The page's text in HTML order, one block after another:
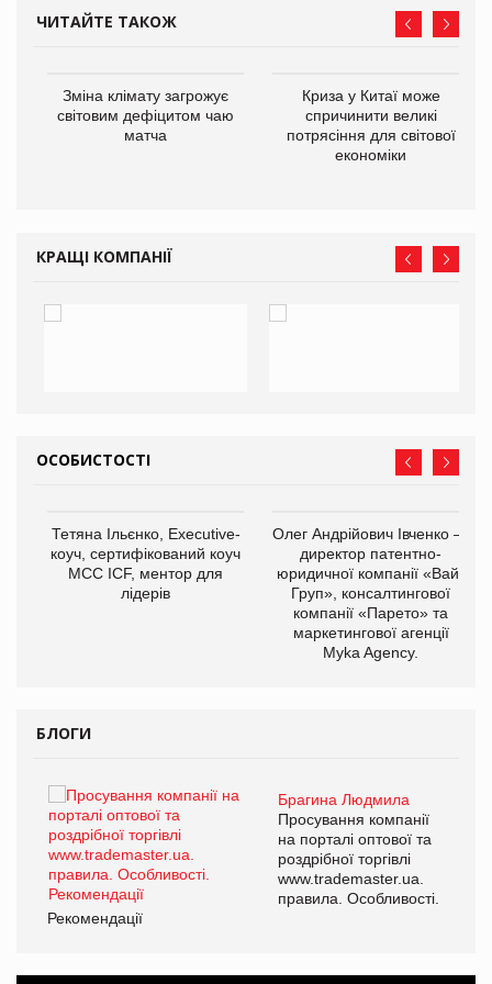
ЧИТАЙТЕ ТАКОЖ
Зміна клімату загрожує
світовим дефіцитом чаю
матча
Криза у Китаї може
спричинити великі
потрясіння для світової
економіки
КРАЩІ КОМПАНІЇ
ОСОБИСТОСТІ
Тетяна Ільєнко, Executive-
коуч, сертифікований коуч
МСС ICF, ментор для
лідерів
Олег Андрійович Івченко —
директор патентно-
юридичної компанії «Вайз
Груп», консалтингової
компанії «Парето» та
маркетингової агенції
Myka Agency.
БЛОГИ
Брагина Людмила
Просування компанії
на порталі оптової та
роздрібної торгівлі
www.trademaster.ua.
правила. Особливості.
Рекомендації